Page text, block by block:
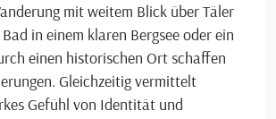
mit weitem Blick über Täler
in einem klaren Bergsee oder ein
einen historischen Ort schaffen
Gleichzeitig vermittelt
Gefühl von Identität und